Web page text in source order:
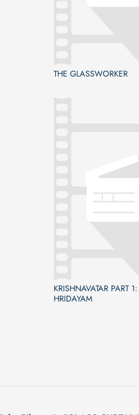
THE GLASSWORKER
KRISHNAVATAR PART 1:
HRIDAYAM